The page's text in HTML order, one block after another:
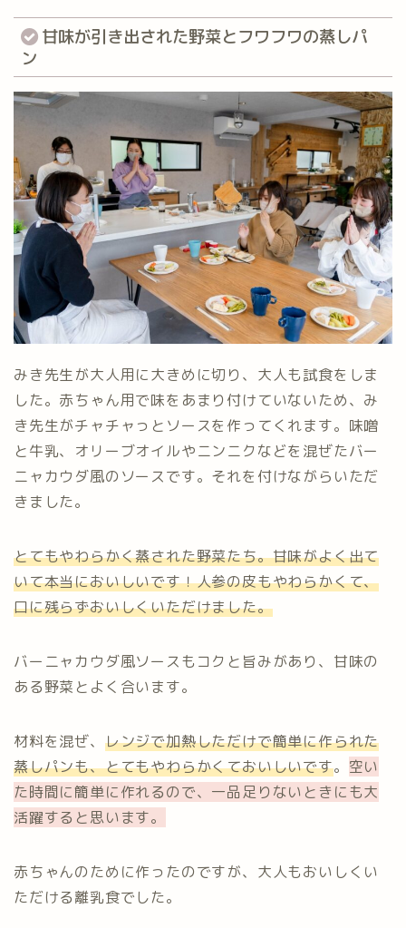
甘味が引き出された野菜とフワフワの蒸しパ
ン
みき先生が大人用に大きめに切り、大人も試食をしま
した。赤ちゃん用で味をあまり付けていないため、み
き先生がチャチャっとソースを作ってくれます。味噌
と牛乳、オリーブオイルやニンニクなどを混ぜたバー
ニャカウダ風のソースです。それを付けながらいただ
きました。
とてもやわらかく蒸された野菜たち。甘味がよく出て
いて本当においしいです！人参の皮もやわらかくて、
口に残らずおいしくいただけました。
バーニャカウダ風ソースもコクと旨みがあり、甘味の
ある野菜とよく合います。
材料を混ぜ、 レンジで加熱しただけで簡単に作られた
蒸しパンも、とてもやわらかくておいしいです。 空い
た時間に簡単に作れるので、一品足りないときにも大
活躍すると思います。
赤ちゃんのために作ったのですが、大人もおいしくい
ただける離乳食でした。